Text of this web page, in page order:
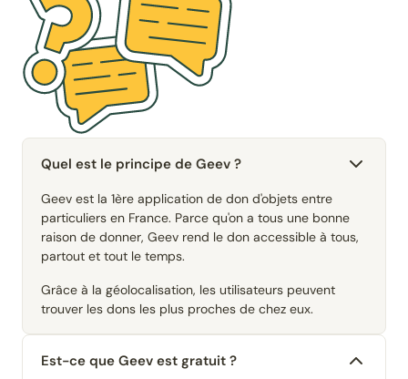
Quel est le principe de Geev ?
Geev est la 1ère application de don d'objets entre
particuliers en France. Parce qu'on a tous une bonne
raison de donner, Geev rend le don accessible à tous,
partout et tout le temps.
Grâce à la géolocalisation, les utilisateurs peuvent
trouver les dons les plus proches de chez eux.
Est-ce que Geev est gratuit ?